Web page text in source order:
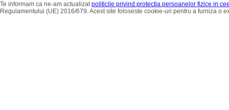
Te informam ca ne-am actualizatpoliticile privind protectia persoanelor fizice in
Regulamentului (UE) 2016/679. Acest site foloseste cookie-uri pentru a furniza o